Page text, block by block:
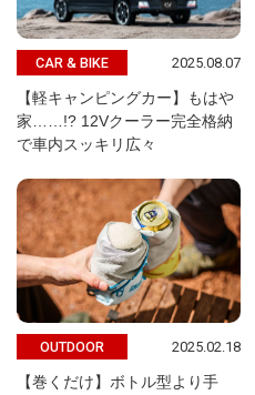
CAR & BIKE 2025.08.07
【軽キャンピングカー】もはや
家……!? 12Vクーラー完全格納
で車内スッキリ広々
OUTDOOR 2025.02.18
【巻くだけ】ボトル型より手